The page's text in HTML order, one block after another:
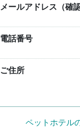
メールアドレス（確
電話番号
ご住所
ペットホテル